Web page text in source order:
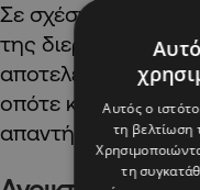
Σε σχέση με το
της διερεύνησης,
αποτελέσματα
οπότε και θα
απαντήσεις.
Αυτός ο
τη βελτίωση
τη